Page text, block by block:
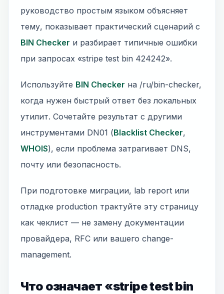
руководство простым языком объясняет
тему, показывает практический сценарий с
BIN Checker и разбирает типичные ошибки
при запросах «stripe test bin 424242».
Используйте BIN Checker на /ru/bin-checker,
когда нужен быстрый ответ без локальных
утилит. Сочетайте результат с другими
инструментами DN01 (Blacklist Checker,
WHOIS), если проблема затрагивает DNS,
почту или безопасность.
При подготовке миграции, lab report или
отладке production трактуйте эту страницу
как чеклист — не замену документации
провайдера, RFC или вашего change-
management.
Что означает «stripe test bin